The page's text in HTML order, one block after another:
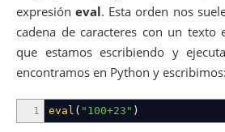
expresióneval. Esta orden nos
cadena de caracteres con un texto
que estamos escribiendo y
encontramos en Python y escribimos:
1 eval ( "100+23" )